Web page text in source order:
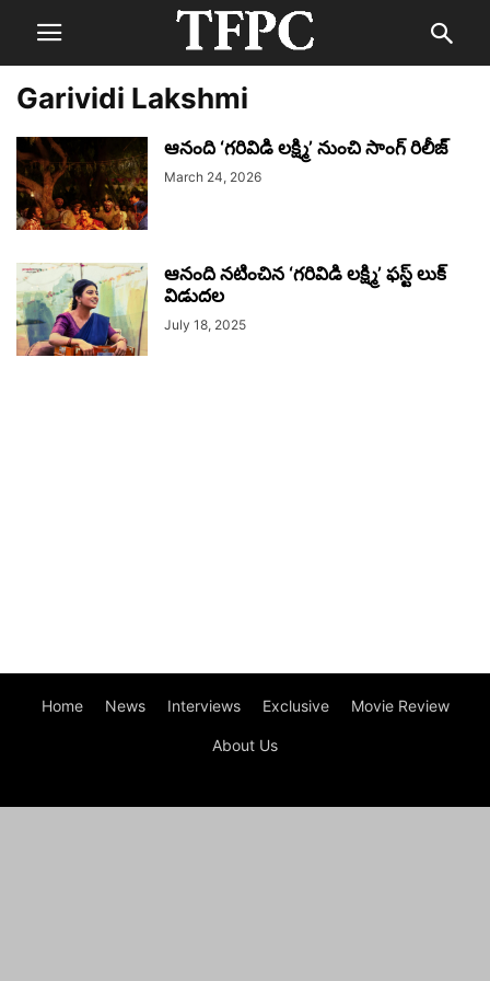
Garividi Lakshmi
ఆనంది ‘గరివిడి లక్ష్మి’ నుంచి సాంగ్ రిలీజ్
March 24, 2026
ఆనంది నటించిన ‘గరివిడి లక్ష్మి’ ఫస్ట్ లుక్
విడుదల
July 18, 2025
Home News Interviews Exclusive Movie Review
About Us